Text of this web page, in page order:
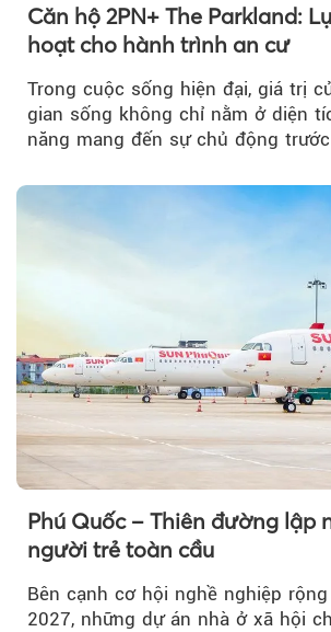
Căn hộ 2PN+ The Parkland:
hoạt cho hành trình an cư
Trong cuộc sống hiện đại, giá trị
gian sống không chỉ nằm ở diện
năng mang đến sự chủ động
Phú Quốc – Thiên đường lập
người trẻ toàn cầu
Bên cạnh cơ hội nghề nghiệp rộng
2027, những dự án nhà ở xã hội